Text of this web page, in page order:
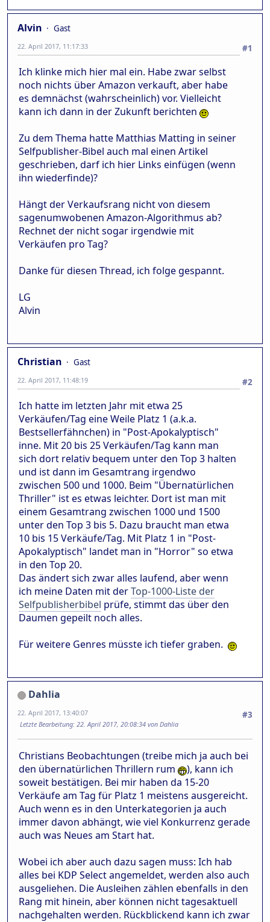
Alvin
Gast
#1
22. April 2017, 11:17:33
Ich klinke mich hier mal ein. Habe zwar selbst
noch nichts über Amazon verkauft, aber habe
es demnächst (wahrscheinlich) vor. Vielleicht
kann ich dann in der Zukunft berichten
Zu dem Thema hatte Matthias Matting in seiner
Selfpublisher-Bibel auch mal einen Artikel
geschrieben, darf ich hier Links einfügen (wenn
ihn wiederfinde)?
Hängt der Verkaufsrang nicht von diesem
sagenumwobenen Amazon-Algorithmus ab?
Rechnet der nicht sogar irgendwie mit
Verkäufen pro Tag?
Danke für diesen Thread, ich folge gespannt.
LG
Alvin
Christian
Gast
#2
22. April 2017, 11:48:19
Ich hatte im letzten Jahr mit etwa 25
Verkäufen/Tag eine Weile Platz 1 (a.k.a.
Bestsellerfähnchen) in "Post-Apokalyptisch"
inne. Mit 20 bis 25 Verkäufen/Tag kann man
sich dort relativ bequem unter den Top 3 halten
und ist dann im Gesamtrang irgendwo
zwischen 500 und 1000. Beim "Übernatürlichen
Thriller" ist es etwas leichter. Dort ist man mit
einem Gesamtrang zwischen 1000 und 1500
unter den Top 3 bis 5. Dazu braucht man etwa
10 bis 15 Verkäufe/Tag. Mit Platz 1 in "Post-
Apokalyptisch" landet man in "Horror" so etwa
in den Top 20.
Das ändert sich zwar alles laufend, aber wenn
ich meine Daten mit derTop-1000-Liste der
Selfpublisherbibel prüfe, stimmt das über den
Daumen gepeilt noch alles.
Für weitere Genres müsste ich tiefer graben.
Dahlia
#3
22. April 2017, 13:40:07
Letzte Bearbeitung: 22. April 2017, 20:08:34 von Dahlia
Christians Beobachtungen (treibe mich ja auch bei
den übernatürlichen Thrillern rum
), kann ich
soweit bestätigen. Bei mir haben da 15-20
Verkäufe am Tag für Platz 1 meistens ausgereicht.
Auch wenn es in den Unterkategorien ja auch
immer davon abhängt, wie viel Konkurrenz gerade
auch was Neues am Start hat.
Wobei ich aber auch dazu sagen muss: Ich hab
alles bei KDP Select angemeldet, werden also auch
ausgeliehen. Die Ausleihen zählen ebenfalls in den
Rang mit hinein, aber können nicht tagesaktuell
nachgehalten werden. Rückblickend kann ich zwar